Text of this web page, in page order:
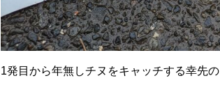
1発目から年無しチヌをキャッチする幸先の